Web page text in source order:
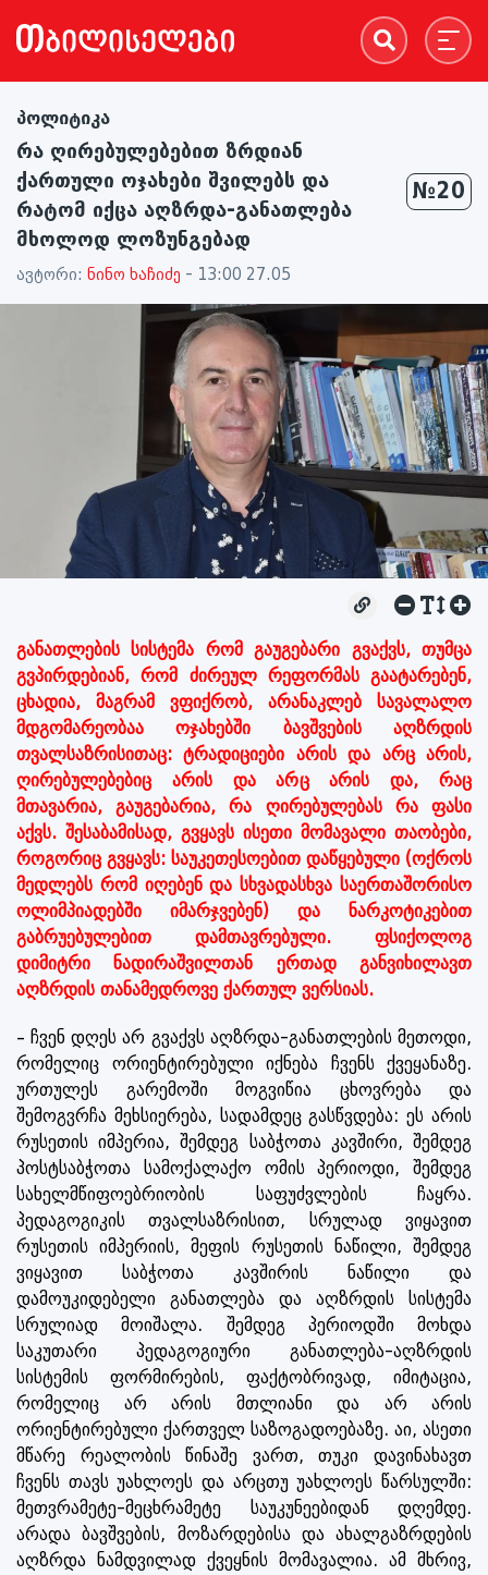
პოლიტიკა
რა ღირებულებებით ზრდიან
ქართული ოჯახები შვილებს და
რატომ იქცა აღზრდა-განათლება
მხოლოდ ლოზუნგებად
№20
ავტორი: ნინო ხაჩიძე - 13:00 27.05
განათლების სისტემა რომ გაუგებარი გვაქვს, თუმცა
გვპირდებიან, რომ ძირეულ რეფორმას გაატარებენ,
ცხადია, მაგრამ ვფიქრობ, არანაკლებ სავალალო
მდგომარეობაა ოჯახებში ბავშვების აღზრდის
თვალსაზრისითაც: ტრადიციები არის და არც არის,
ღირებულებებიც არის და არც არის და, რაც
მთავარია, გაუგებარია, რა ღირებულებას რა ფასი
აქვს. შესაბამისად, გვყავს ისეთი მომავალი თაობები,
როგორიც გვყავს: საუკეთესოებით დაწყებული (ოქროს
მედლებს რომ იღებენ და სხვადასხვა საერთაშორისო
ოლიმპიადებში იმარჯვებენ) და ნარკოტიკებით
გაბრუებულებით დამთავრებული. ფსიქოლოგ
დიმიტრი ნადირაშვილთან ერთად განვიხილავთ
აღზრდის თანამედროვე ქართულ ვერსიას.
– ჩვენ დღეს არ გვაქვს აღზრდა-განათლების მეთოდი,
რომელიც ორიენტირებული იქნება ჩვენს ქვეყანაზე.
ურთულეს გარემოში მოგვიწია ცხოვრება და
შემოგვრჩა მეხსიერება, სადამდეც გასწვდება: ეს არის
რუსეთის იმპერია, შემდეგ საბჭოთა კავშირი, შემდეგ
პოსტსაბჭოთა სამოქალაქო ომის პერიოდი, შემდეგ
სახელმწიფოებრიობის საფუძვლების ჩაყრა.
პედაგოგიკის თვალსაზრისით, სრულად ვიყავით
რუსეთის იმპერიის, მეფის რუსეთის ნაწილი, შემდეგ
ვიყავით საბჭოთა კავშირის ნაწილი და
დამოუკიდებელი განათლება და აღზრდის სისტემა
სრულიად მოიშალა. შემდეგ პერიოდში მოხდა
საკუთარი პედაგოგიური განათლება-აღზრდის
სისტემის ფორმირების, ფაქტობრივად, იმიტაცია,
რომელიც არ არის მთლიანი და არ არის
ორიენტირებული ქართველ საზოგადოებაზე. აი, ასეთი
მწარე რეალობის წინაშე ვართ, თუკი დავინახავთ
ჩვენს თავს უახლოეს და არცთუ უახლოეს წარსულში:
მეთვრამეტე-მეცხრამეტე საუკუნეებიდან დღემდე.
არადა ბავშვების, მოზარდებისა და ახალგაზრდების
აღზრდა ნამდვილად ქვეყნის მომავალია. ამ მხრივ,